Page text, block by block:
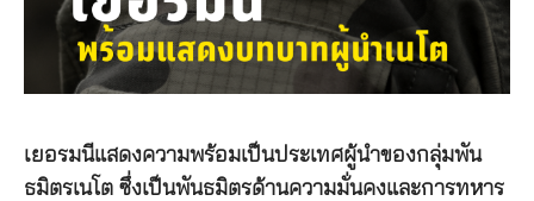
เยอรมนีแสดงความพร้อมเป็นประเทศผู้นำของกลุ่มพัน
ธมิตรเนโต ซึ่งเป็นพันธมิตรด้านความมั่นคงและการทหาร